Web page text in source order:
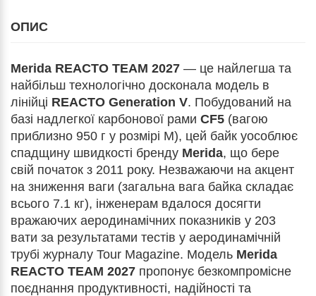
ОПИС
Merida REACTO TEAM 2027 — це найлегша та
найбільш технологічно досконала модель в
лінійці REACTO Generation V. Побудований на
базі надлегкої карбонової рами CF5 (вагою
приблизно 950 г у розмірі M), цей байк уособлює
спадщину швидкості бренду Merida, що бере
свій початок з 2011 року. Незважаючи на акцент
на зниження ваги (загальна вага байка складає
всього 7.1 кг), інженерам вдалося досягти
вражаючих аеродинамічних показників у 203
вати за результатами тестів у аеродинамічній
трубі журналу Tour Magazine. Модель Merida
REACTO TEAM 2027 пропонує безкомпромісне
поєднання продуктивності, надійності та